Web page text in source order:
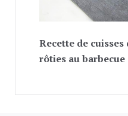
Recette de
rôties au barbecue